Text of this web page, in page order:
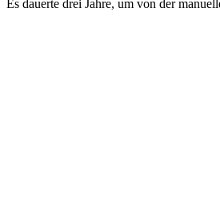
Es dauerte drei Jahre, um von der